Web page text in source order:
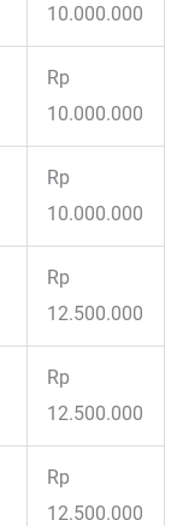
10.000.000
Rp
10.000.000
Rp
10.000.000
Rp
12.500.000
Rp
12.500.000
Rp
12.500.000